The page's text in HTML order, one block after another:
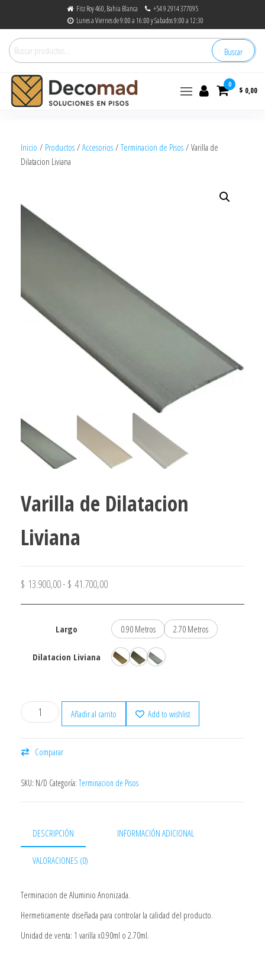
Fitz Roy 460, Bahia Blanca
+54 9 2914 377095
Lunes a Viernes de 9:00 a 16:00 y Sabados 9:00 a 12:30
Buscar
0
$ 0,00
Inicio / Productos / Accesorios / Terminacion de Pisos / Varilla de
Dilatacion Liviana
Varilla de Dilatacion
Liviana
$ 13.900,00- $ 41.700,00
Largo 0.90 Metros 2.70 Metros
Dilatacion Liviana Oro PeltrePlata
Añadir al carrito Add to wishlist
Comparar
SKU: N/D Categoría: Terminacion de Pisos
DESCRIPCIÓN INFORMACIÓN ADICIONAL
VALORACIONES (0)
Terminacion de Aluminio Anonizada.
Hermeticamente diseñada para controlar la calidad del producto.
Unidad de venta: 1 varilla x0.90ml o 2.70ml.